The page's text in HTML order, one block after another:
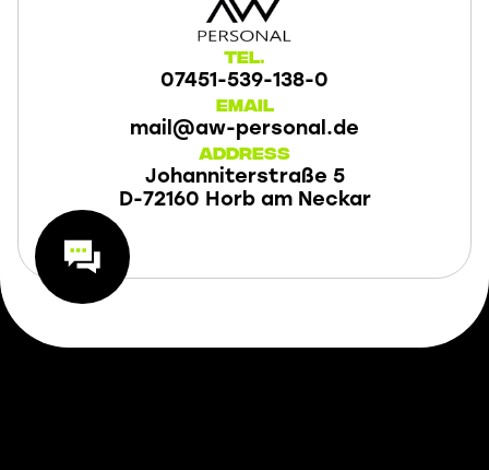
Tel.
07451-539-138-0
Email
mail@aw-personal.de
Address
Johanniterstraße 5
D-72160 Horb am Neckar